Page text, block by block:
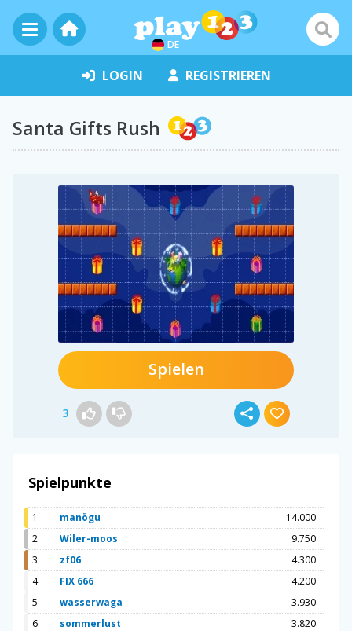
DE
LOGIN REGISTRIEREN
Santa Gifts Rush
Spielen
3
Spielpunkte
1 manögu
14.000
2
Wiler-moos
9.750
3
zf06
4.300
4
FIX 666
4.200
5
wasserwaga
3.930
6
sommerlust
3.820